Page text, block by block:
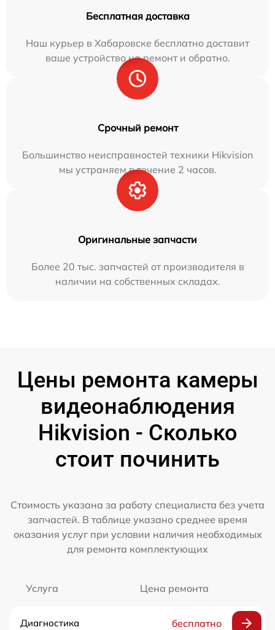
Бесплатная доставка
Наш курьер в Хабаровске бесплатно доставит
ваше устройство на ремонт и обратно.
Срочный ремонт
Большинство неисправностей техники Hikvision
мы устраняем в течение 2 часов.
Оригинальные запчасти
Более 20 тыс. запчастей от производителя в
наличии на собственных складах.
Цены ремонта камеры
видеонаблюдения
Hikvision - Сколько
стоит починить
Стоимость указана за работу специалиста без учета
запчастей. В таблице указано среднее время
оказания услуг при условии наличия необходимых
для ремонта комплектующих
Услуга Цена ремонта
Диагностика бесплатно